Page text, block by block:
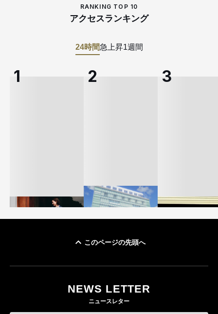
RANKING TOP 10
アクセスランキング
24時間急上昇1週間
ケットなど7型を発売
FASHION
このページの先頭へ
NEWS LETTER
ニュースレター